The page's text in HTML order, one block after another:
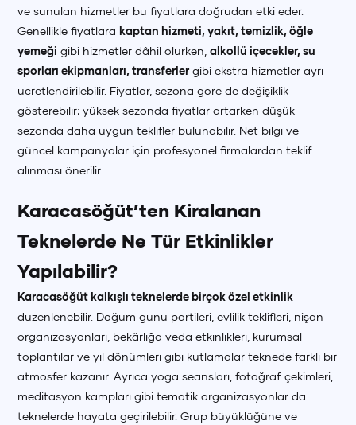
ve sunulan hizmetler bu fiyatlara doğrudan etki eder.
Genellikle fiyatlara kaptan hizmeti, yakıt, temizlik, öğle
yemeği gibi hizmetler dâhil olurken,alkollü içecekler, su
sporları ekipmanları, transferler gibi ekstra hizmetler ayrı
ücretlendirilebilir. Fiyatlar, sezona göre de değişiklik
gösterebilir; yüksek sezonda fiyatlar artarken düşük
sezonda daha uygun teklifler bulunabilir. Net bilgi ve
güncel kampanyalar için profesyonel firmalardan teklif
alınması önerilir.
Karacasöğüt’ten Kiralanan
Teknelerde Ne Tür Etkinlikler
Yapılabilir?
Karacasöğüt kalkışlı teknelerde birçok özel etkinlik
düzenlenebilir. Doğum günü partileri, evlilik teklifleri, nişan
organizasyonları, bekârlığa veda etkinlikleri, kurumsal
toplantılar ve yıl dönümleri gibi kutlamalar teknede farklı bir
atmosfer kazanır. Ayrıca yoga seansları, fotoğraf çekimleri,
meditasyon kampları gibi tematik organizasyonlar da
teknelerde hayata geçirilebilir. Grup büyüklüğüne ve